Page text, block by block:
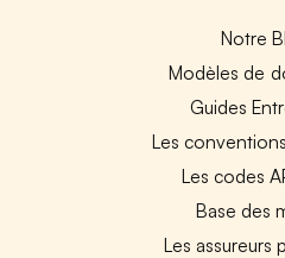
Notre
Modèles de
Guides
Les
Les codes
Base des
Les assureurs